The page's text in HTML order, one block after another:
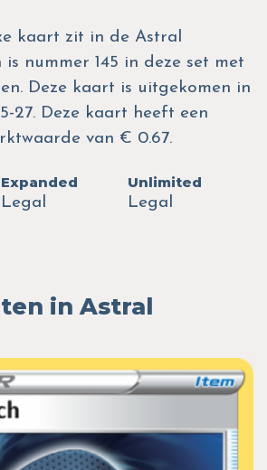
kaart zit in de Astral
is nummer 145 in deze set met
Deze kaart is uitgekomen in
27. Deze kaart heeft een
van € 0.67.
Expanded
Legal
Unlimited
Legal
in Astral